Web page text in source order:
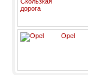
Opel